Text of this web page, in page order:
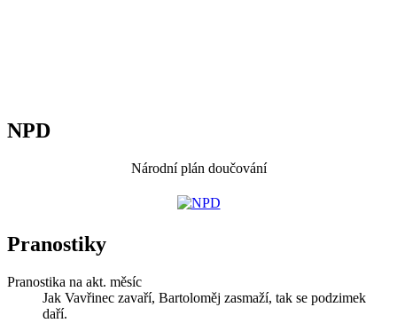
NPD
Národní plán doučování
Pranostiky
Pranostika na akt. měsíc
Jak Vavřinec zavaří, Bartoloměj zasmaží, tak se podzimek
daří.